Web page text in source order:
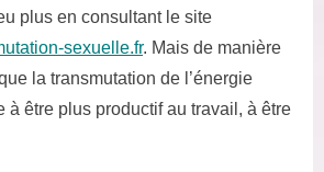
plus en consultant le site
sexuelle.fr. Mais de manière
la transmutation de l’énergie
à être plus productif au travail, à être